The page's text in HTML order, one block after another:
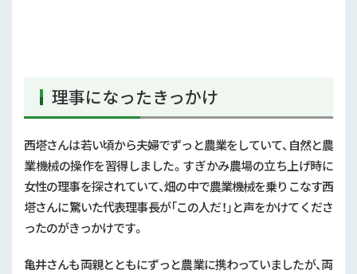
理事になったきっかけ
西塔さんは若い頃から夫婦でずっと農業をしていて、自然と農
業機械の操作を習得しました。すぎかみ農場の立ち上げ時に
女性の理事を探されていて、畑の中で農業機械を乗りこなす西
塔さんに驚いた代表理事長が「この人だ！」と声をかけてくださ
ったのがきっかけです。
亀井さんも両親とともにずっと農業に携わっていましたが、両